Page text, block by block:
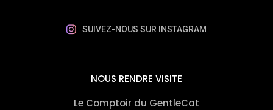
SUIVEZ-NOUS SUR INSTAGRAM
NOUS RENDRE VISITE
Le Comptoir du GentleCat